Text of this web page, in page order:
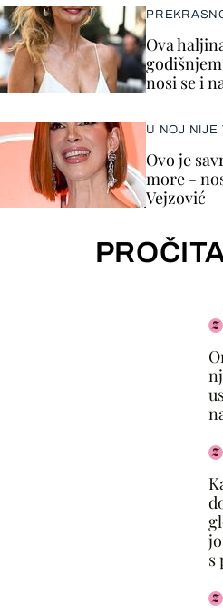
Ova
nosi se i
U NOJ NIJE
Ovo je
more -
Vejzović
s